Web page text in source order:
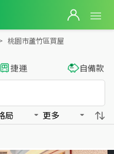
房屋物件出售、房價分析
桃園市蘆竹區買屋
捷運 自備款
局 更多